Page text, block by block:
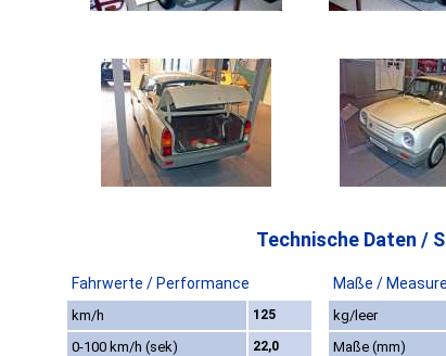
Technische Daten /
Fahrwerte / Performance Maße /
km/h 125 kg/leer
0-100 km/h (sek) 22,0 Maße (mm)